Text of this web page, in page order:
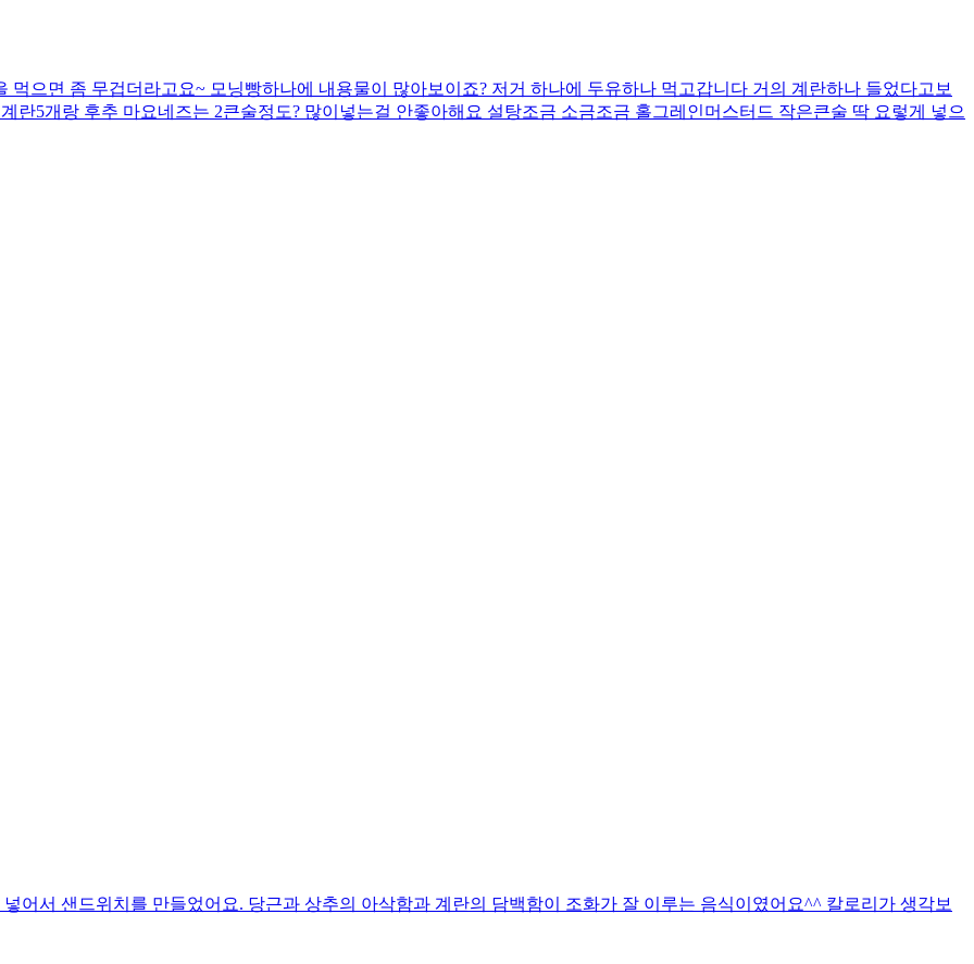
으면 좀 무겁더라고요~ 모닝빵하나에 내용물이 많아보이죠? 저거 하나에 두유하나 먹고갑니다 거의 계란하나 들었다고보
란5개랑 후추 마요네즈는 2큰술정도? 많이넣는걸 안좋아해요 설탕조금 소금조금 홀그레인머스터드 작은큰술 딱 요렇게 넣으
어서 샌드위치를 만들었어요. 당근과 상추의 아삭함과 계란의 담백함이 조화가 잘 이루는 음식이였어요^^ 칼로리가 생각보